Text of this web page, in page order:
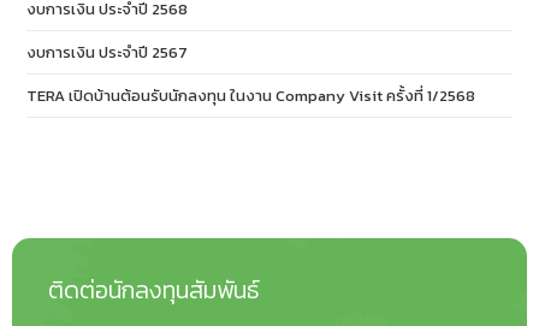
งบการเงิน ประจำปี 2568
งบการเงิน ประจำปี 2567
TERA เปิดบ้านต้อนรับนักลงทุน ในงาน Company Visit ครั้งที่ 1/2568
ติดต่อนักลงทุนสัมพันธ์